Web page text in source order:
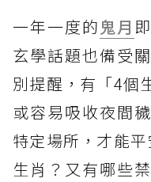
一年一度的鬼月
玄學話題也備受
別提醒，有「4個
或容易吸收夜間
特定場所，才能
生肖？又有哪些